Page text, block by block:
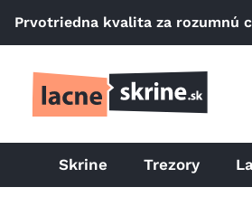
Prvotriedna kvalita za rozumnú
Skrine Trezory